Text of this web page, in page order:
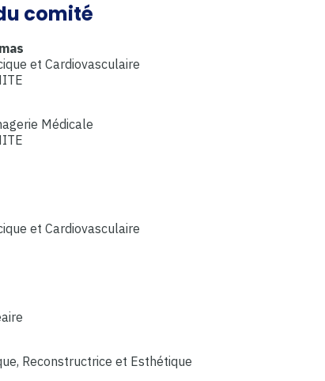
comité
et Cardiovasculaire
Médicale
et Cardiovasculaire
Reconstructrice et Esthétique